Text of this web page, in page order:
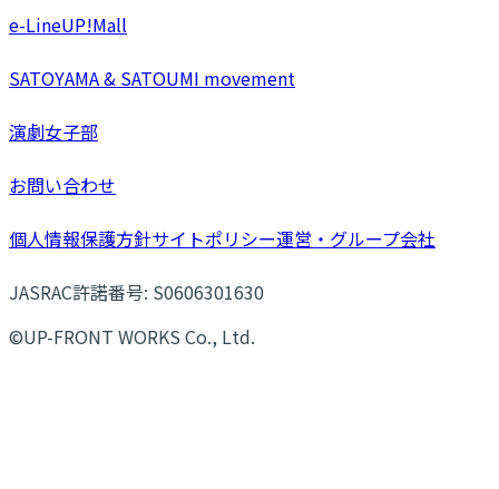
e-LineUP!Mall
SATOYAMA & SATOUMI movement
演劇女子部
お問い合わせ
個人情報保護方針サイトポリシー運営・グループ会社
JASRAC許諾番号: S0606301630
©UP-FRONT WORKS Co., Ltd.